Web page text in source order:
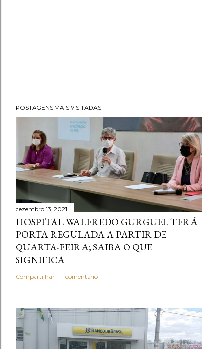
POSTAGENS MAIS VISITADAS
dezembro 13, 2021
HOSPITAL WALFREDO GURGUEL TERÁ
PORTA REGULADA A PARTIR DE
QUARTA-FEIRA; SAIBA O QUE
SIGNIFICA
Compartilhar 1 comentário